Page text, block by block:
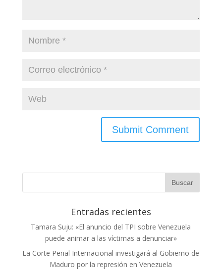
Entradas recientes
Tamara Suju: «El anuncio del TPI sobre Venezuela
puede animar a las víctimas a denunciar»
La Corte Penal Internacional investigará al Gobierno de
Maduro por la represión en Venezuela